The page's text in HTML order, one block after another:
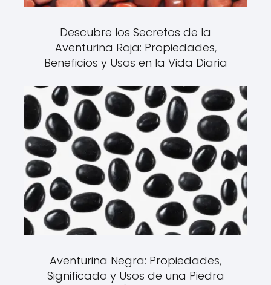
Descubre los Secretos de la
Aventurina Roja: Propiedades,
Beneficios y Usos en la Vida Diaria
Aventurina Negra: Propiedades,
Significado y Usos de una Piedra